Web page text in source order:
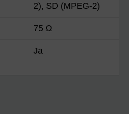
2), SD (MPEG-2)
75 Ω
Ja